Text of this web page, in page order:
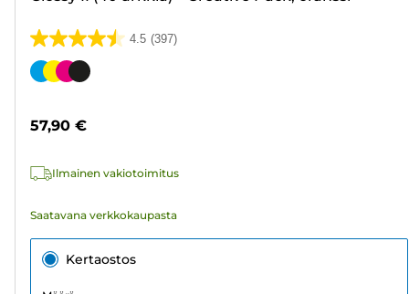
4.5 (397)
4.5/5
tähteä.
Värikasetti
57,90 €
Ilmainen vakiotoimitus
Saatavana verkkokaupasta
Kertaostos